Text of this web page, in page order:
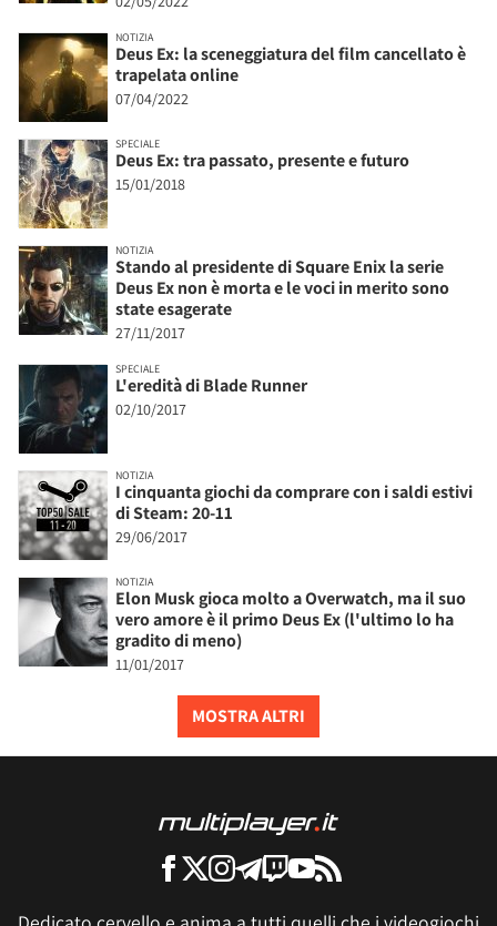
NOTIZIA
Deus Ex: la sceneggiatura del film cancellato è
trapelata online
07/04/2022
SPECIALE
Deus Ex: tra passato, presente e futuro
15/01/2018
NOTIZIA
Stando al presidente di Square Enix la serie
Deus Ex non è morta e le voci in merito sono
state esagerate
27/11/2017
SPECIALE
L'eredità di Blade Runner
02/10/2017
NOTIZIA
I cinquanta giochi da comprare con i saldi estivi
di Steam: 20-11
29/06/2017
NOTIZIA
Elon Musk gioca molto a Overwatch, ma il suo
vero amore è il primo Deus Ex (l'ultimo lo ha
gradito di meno)
11/01/2017
MOSTRA ALTRI